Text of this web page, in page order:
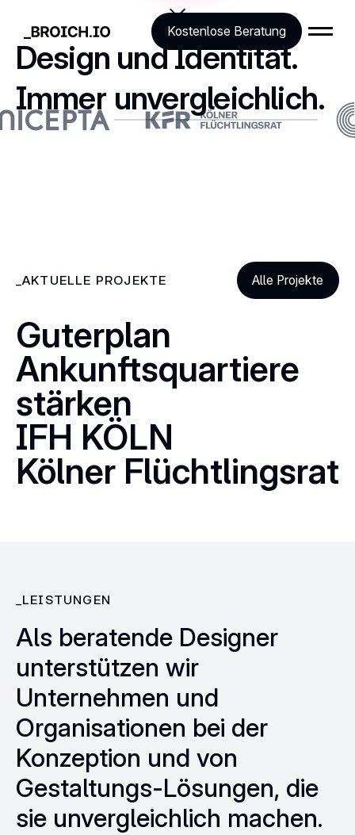
Kostenlose Beratung
Design und Identität.
Immer unvergleichlich.
AKTUELLE PROJEKTE Alle Projekte
Guterplan
Ankunftsquartiere
stärken
IFH KÖLN
Kölner Flüchtlingsrat
LEISTUNGEN
Als beratende Designer
unterstützen wir
Unternehmen und
Organisationen bei der
Konzeption und von
Gestaltungs-Lösungen, die
sie unvergleichlich machen.